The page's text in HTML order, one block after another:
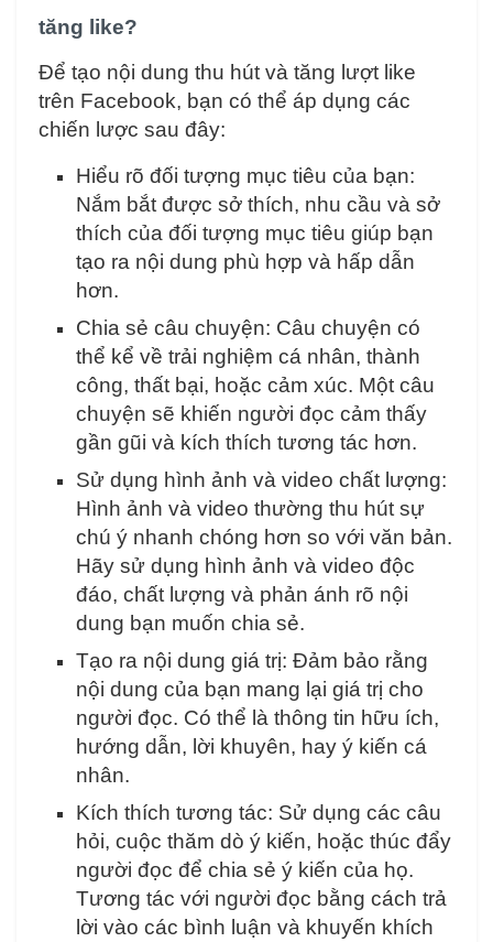
tăng like?
Để tạo nội dung thu hút và tăng lượt like
trên Facebook, bạn có thể áp dụng các
chiến lược sau đây:
Hiểu rõ đối tượng mục tiêu của bạn:
Nắm bắt được sở thích, nhu cầu và sở
thích của đối tượng mục tiêu giúp bạn
tạo ra nội dung phù hợp và hấp dẫn
hơn.
Chia sẻ câu chuyện: Câu chuyện có
thể kể về trải nghiệm cá nhân, thành
công, thất bại, hoặc cảm xúc. Một câu
chuyện sẽ khiến người đọc cảm thấy
gần gũi và kích thích tương tác hơn.
Sử dụng hình ảnh và video chất lượng:
Hình ảnh và video thường thu hút sự
chú ý nhanh chóng hơn so với văn bản.
Hãy sử dụng hình ảnh và video độc
đáo, chất lượng và phản ánh rõ nội
dung bạn muốn chia sẻ.
Tạo ra nội dung giá trị: Đảm bảo rằng
nội dung của bạn mang lại giá trị cho
người đọc. Có thể là thông tin hữu ích,
hướng dẫn, lời khuyên, hay ý kiến cá
nhân.
Kích thích tương tác: Sử dụng các câu
hỏi, cuộc thăm dò ý kiến, hoặc thúc đẩy
người đọc để chia sẻ ý kiến của họ.
Tương tác với người đọc bằng cách trả
lời vào các bình luận và khuyến khích